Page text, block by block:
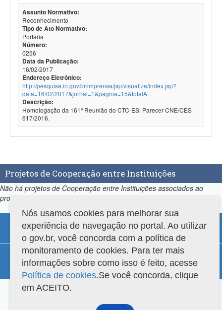
Assunto Normativo:
Reconhecimento
Tipo de Ato Normativo:
Portaria
Número:
0256
Data da Publicação:
16/02/2017
Endereço Eletrônico:
http://pesquisa.in.gov.br/imprensa/jsp/visualiza/index.jsp?
data=16/02/2017&jornal=1&pagina=15&totalA
Descrição:
Homologação da 161ª Reunião do CTC-ES. Parecer CNE/CES
617/2016.
Projetos de Cooperação entre Instituições
Não há projetos de Cooperação entre Instituições associados ao
programa.
Compatibilidade
Versão do sistema: 3.88.9 Copyright 2022 Capes. Todos os direitos reservados.
Nós usamos cookies para melhorar sua
experiência de navegação no portal. Ao utilizar
o gov.br, você concorda com a política de
monitoramento de cookies. Para ter mais
informações sobre como isso é feito, acesse
Política de cookies.Se você concorda, clique
em ACEITO.